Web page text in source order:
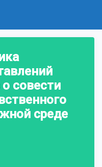
совести
среде